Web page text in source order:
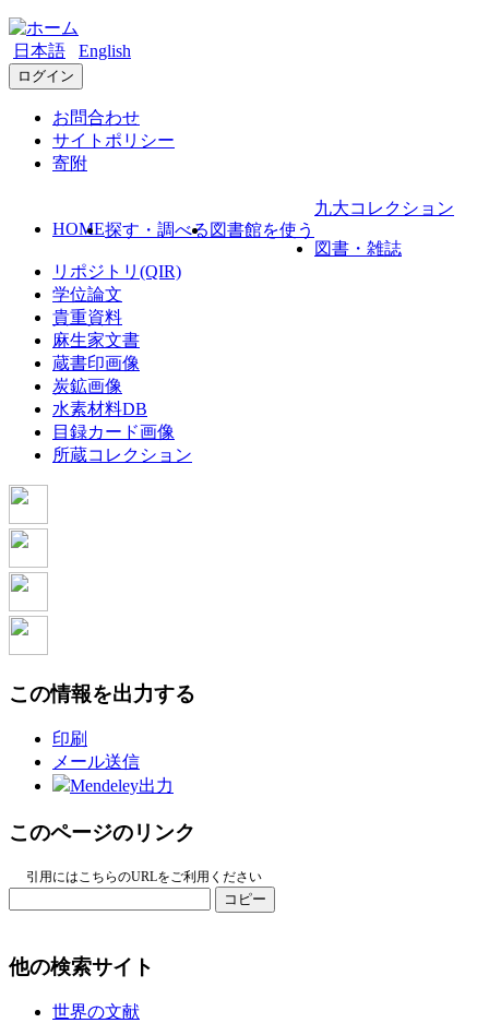
日本語 English
ログイン
お問合わせ
サイトポリシー
寄附
HOME探す・調べる 図書館を使う
九大コレクション
図書・雑誌
リポジトリ(QIR)
学位論文
貴重資料
麻生家文書
蔵書印画像
炭鉱画像
水素材料DB
目録カード画像
所蔵コレクション
この情報を出力する
印刷
メール送信
Mendeley出力
このページのリンク
引用にはこちらのURLをご利用ください
コピー
他の検索サイト
世界の文献